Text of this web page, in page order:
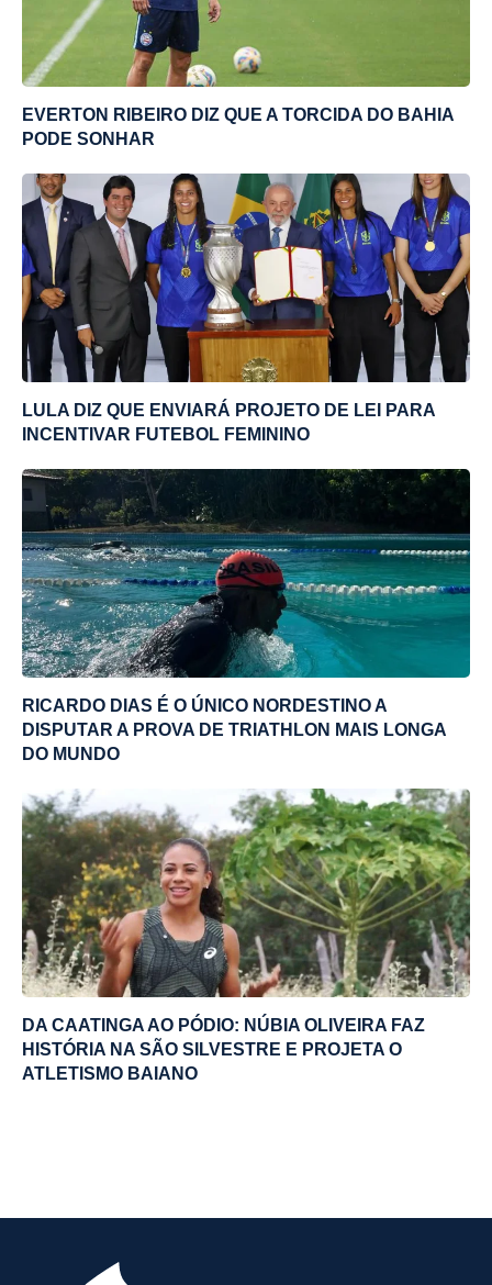
EVERTON RIBEIRO DIZ QUE A TORCIDA DO BAHIA
PODE SONHAR
LULA DIZ QUE ENVIARÁ PROJETO DE LEI PARA
INCENTIVAR FUTEBOL FEMININO
RICARDO DIAS É O ÚNICO NORDESTINO A
DISPUTAR A PROVA DE TRIATHLON MAIS LONGA
DO MUNDO
DA CAATINGA AO PÓDIO: NÚBIA OLIVEIRA FAZ
HISTÓRIA NA SÃO SILVESTRE E PROJETA O
ATLETISMO BAIANO